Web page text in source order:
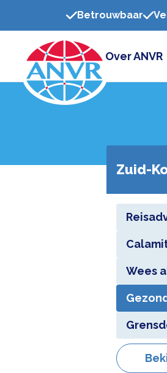
Betrouwbaar
Over ANVR
Zuid-
Wees